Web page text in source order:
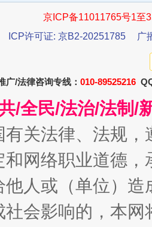
京ICP备11011765号1至
ICP许可证: 京B2-20251785
广
广/法律咨询专线： 010-89525216
/全民/法治/法制/
有关法律、法规
和网络职业道德
他人或（单位）
社会影响的，本